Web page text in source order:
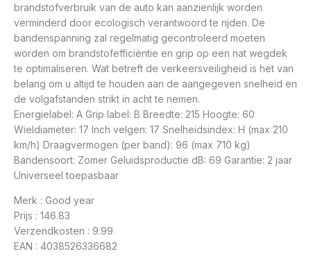
brandstofverbruik van de auto kan aanzienlijk worden
verminderd door ecologisch verantwoord te rijden. De
bandenspanning zal regelmatig gecontroleerd moeten
worden om brandstofefficiëntie en grip op een nat wegdek
te optimaliseren. Wat betreft de verkeersveiligheid is het van
belang om u altijd te houden aan de aangegeven snelheid en
de volgafstanden strikt in acht te nemen.
Energielabel: A Grip label: B Breedte: 215 Hoogte: 60
Wieldiameter: 17 Inch velgen: 17 Snelheidsindex: H (max 210
km/h) Draagvermogen (per band): 96 (max 710 kg)
Bandensoort: Zomer Geluidsproductie dB: 69 Garantie: 2 jaar
Universeel toepasbaar
Merk : Good year
Prijs : 146.83
Verzendkosten : 9.99
EAN : 4038526336682